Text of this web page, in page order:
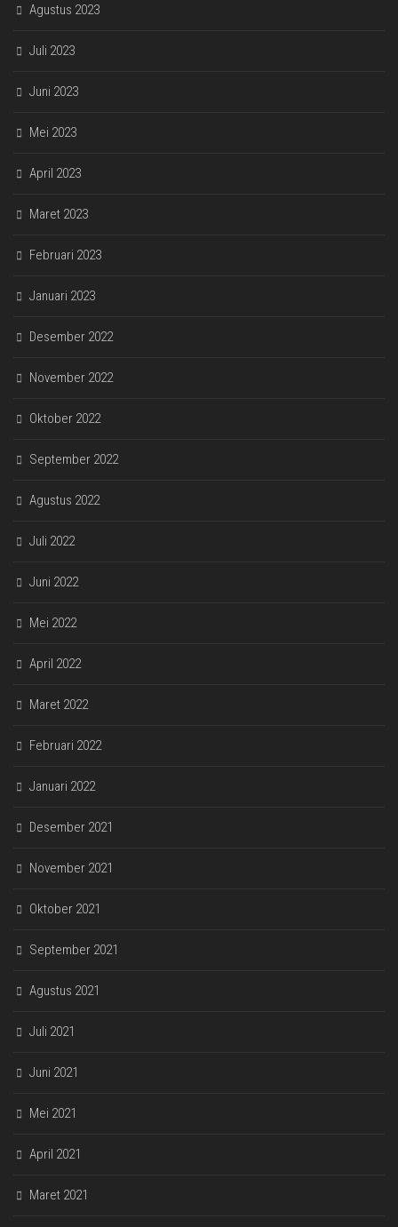
Agustus 2023
Juli 2023
Juni 2023
Mei 2023
April 2023
Maret 2023
Februari 2023
Januari 2023
Desember 2022
November 2022
Oktober 2022
September 2022
Agustus 2022
Juli 2022
Juni 2022
Mei 2022
April 2022
Maret 2022
Februari 2022
Januari 2022
Desember 2021
November 2021
Oktober 2021
September 2021
Agustus 2021
Juli 2021
Juni 2021
Mei 2021
April 2021
Maret 2021